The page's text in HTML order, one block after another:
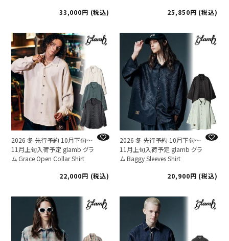
33,000 税込
25,850
税込
2026 冬 先行予約 10月下旬～
11月上旬入荷予定 glamb グラ
ム Grace Open Collar Shirt
22,000
税込
2026 冬 先行予約 10月下旬～
11月上旬入荷予定 glamb グラ
ム Baggy Sleeves Shirt
20,900
税込